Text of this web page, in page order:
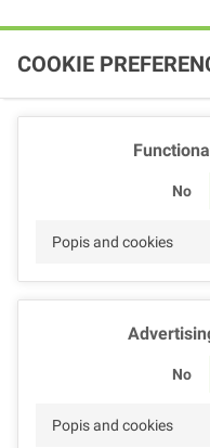
COOKIE
No
Popis and cookies
No
Popis and cookies